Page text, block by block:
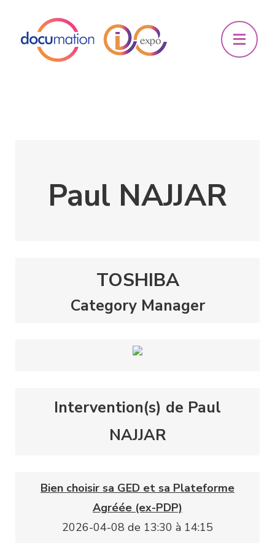
Paul NAJJAR
TOSHIBA
Category Manager
Intervention(s) de Paul
NAJJAR
Bien choisir sa GED et sa Plateforme
Agréée (ex-PDP)
2026-04-08 de 13:30 à 14:15